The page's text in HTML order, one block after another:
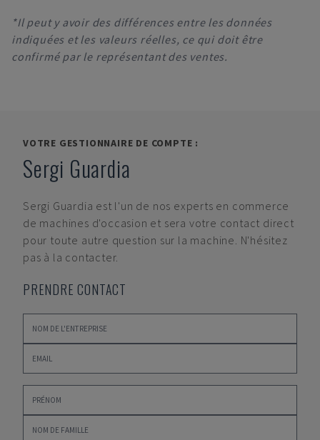
*Il peut y avoir des différences entre les données
indiquées et les valeurs réelles, ce qui doit être
confirmé par le représentant des ventes.
VOTRE GESTIONNAIRE DE COMPTE :
Sergi Guardia
Sergi Guardia est l'un de nos experts en commerce
de machines d'occasion et sera votre contact direct
pour toute autre question sur la machine. N'hésitez
pas à la contacter.
PRENDRE CONTACT